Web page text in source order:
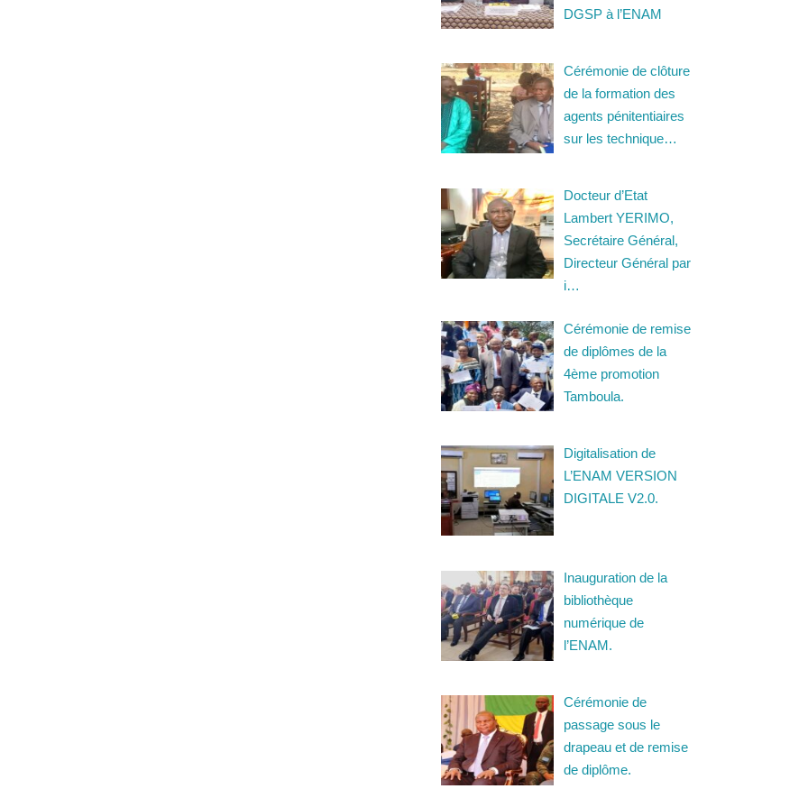
DGSP à l’ENAM
Cérémonie de clôture
de la formation des
agents pénitentiaires
sur les technique…
Docteur d’Etat
Lambert YERIMO,
Secrétaire Général,
Directeur Général par
i…
Cérémonie de remise
de diplômes de la
4ème promotion
Tamboula.
Digitalisation de
L’ENAM VERSION
DIGITALE V2.0.
Inauguration de la
bibliothèque
numérique de
l’ENAM.
Cérémonie de
passage sous le
drapeau et de remise
de diplôme.